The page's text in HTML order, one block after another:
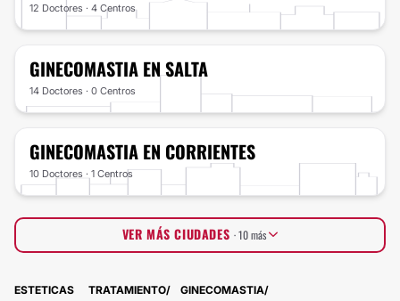
12 Doctores · 4 Centros
GINECOMASTIA EN SALTA
14 Doctores · 0 Centros
GINECOMASTIA EN CORRIENTES
10 Doctores · 1 Centros
Tucumán
VER MÁS CIUDADES · 10 más
ESTETICAS TRATAMIENTO GINECOMASTIA